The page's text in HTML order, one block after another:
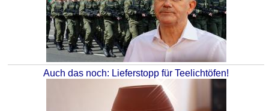
Auch das noch: Lieferstopp für Teelichtöfen!